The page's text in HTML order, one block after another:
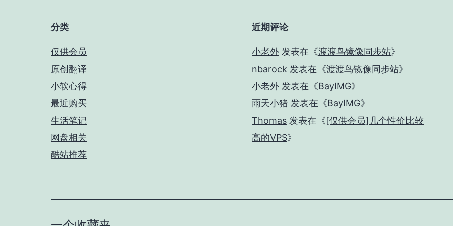
分类
仅供会员
原创翻译
小软心得
最近购买
生活笔记
网盘相关
酷站推荐
近期评论
小老外 发表在《渡渡鸟镜像同步站》
nbarock 发表在《渡渡鸟镜像同步站》
小老外 发表在《BayIMG》
雨天小猪 发表在《BayIMG》
Thomas 发表在《[仅供会员]几个性价比较
高的VPS》